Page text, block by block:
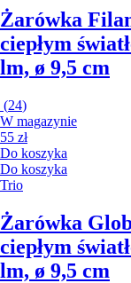
Żarówka
ciepłym
lm, ø 9,5 cm
(24)
W magazynie
55 zł
Do koszyka
Do koszyka
Trio
Żarówka
ciepłym
lm, ø 9,5 cm